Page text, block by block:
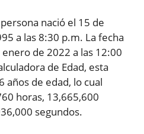
nació el 15 de
a las 8:30 p.m. La fecha
de 2022 a las 12:00
de Edad, esta
años de edad, lo cual
horas, 13,665,600
segundos.